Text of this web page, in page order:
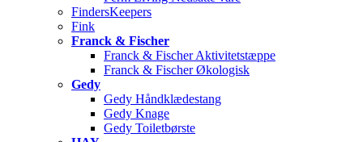
FindersKeepers
Fink
Franck & Fischer
Franck & Fischer Aktivitetstæppe
Franck & Fischer Økologisk
Gedy
Gedy Håndklædestang
Gedy Knage
Gedy Toiletbørste